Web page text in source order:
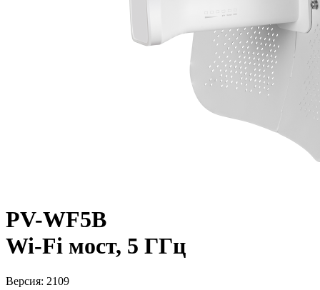
PV-WF5B
Wi-Fi мост, 5 ГГц
Версия: 2109